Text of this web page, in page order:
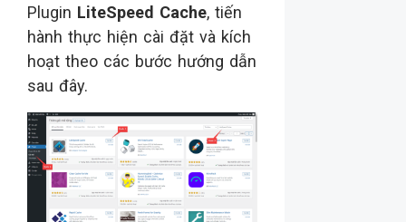
Plugin LiteSpeed Cache, tiến
hành thực hiện cài đặt và kích
hoạt theo các bước hướng dẫn
sau đây.